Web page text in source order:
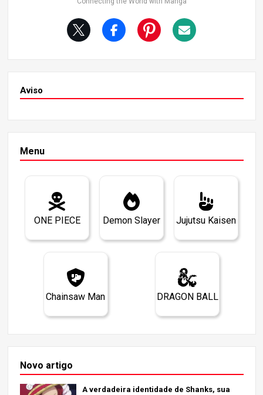
Aviso
Menu
ONE PIECE Demon Slayer Jujutsu Kaisen
Chainsaw Man DRAGON BALL
Novo artigo
A verdadeira identidade de Shanks, sua